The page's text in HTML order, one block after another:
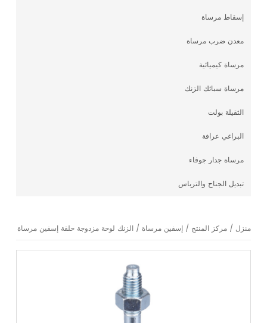
إسقاط مرساة
معدن ضرب مرساة
مرساة كيميائية
مرساة سبائك الزنك
الثقيلة بولت
البراغي عرافة
مرساة جدار جوفاء
تبديل الجناح والترباس
منزل/ مركز المنتج/ إسفين مرساة/ الزنك لوحة مزدوجة حلقة إسفين مرساة